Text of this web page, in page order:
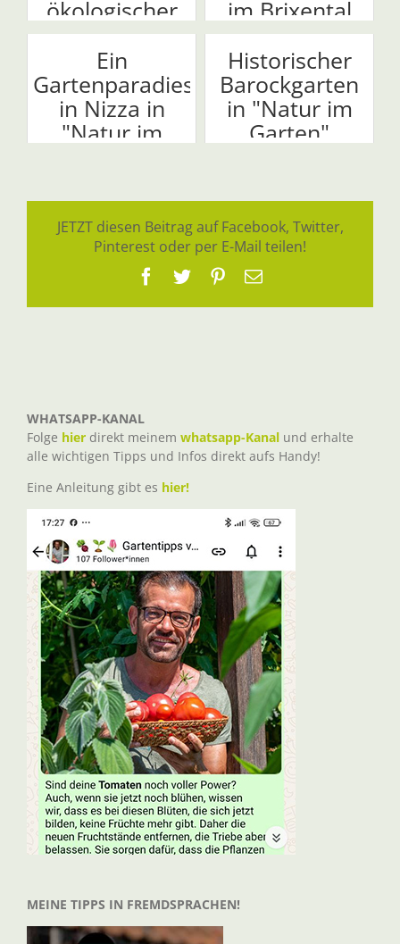
ökologischer
Kreisl...
im Brixental
Ein
Gartenparadies
in Nizza in
"Natur im
Historischer
Barockgarten
in "Natur im
Garten"
JETZT diesen Beitrag auf Facebook, Twitter,
Pinterest oder per E-Mail teilen!
Facebook
TwitterPinterest
E-
WHATSAPP-KANAL
Folge hier direkt meinem whatsapp-Kanal und erhalte
alle wichtigen Tipps und Infos direkt aufs Handy!
Eine Anleitung gibt es hier!
MEINE TIPPS IN FREMDSPRACHEN!